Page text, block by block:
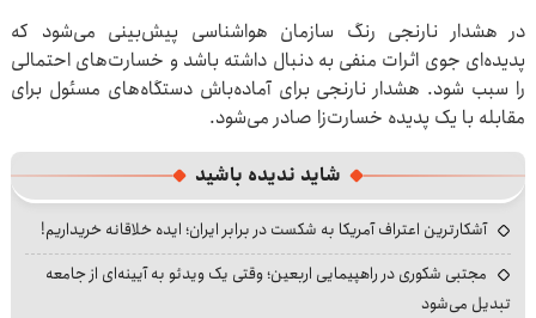
در هشدار نارنجی ‌رنگ سازمان هواشناسی پیش‌بینی می‌شود که
پدیده‌ای جوی اثرات منفی به دنبال داشته باشد و خسارت‌های احتمالی
را سبب شود. هشدار نارنجی برای آماده‌باش دستگاه‌های مسئول برای
مقابله با یک پدیده خسارت‌زا صادر می‌شود.
شاید ندیده باشید
آشکارترین اعتراف آمریکا به شکست در برابر ایران؛ ایده خلاقانه خریداریم!
مجتبی شکوری در راهپیمایی اربعین؛ وقتی یک ویدئو به آیینه‌ای از جامعه
تبدیل می‌شود